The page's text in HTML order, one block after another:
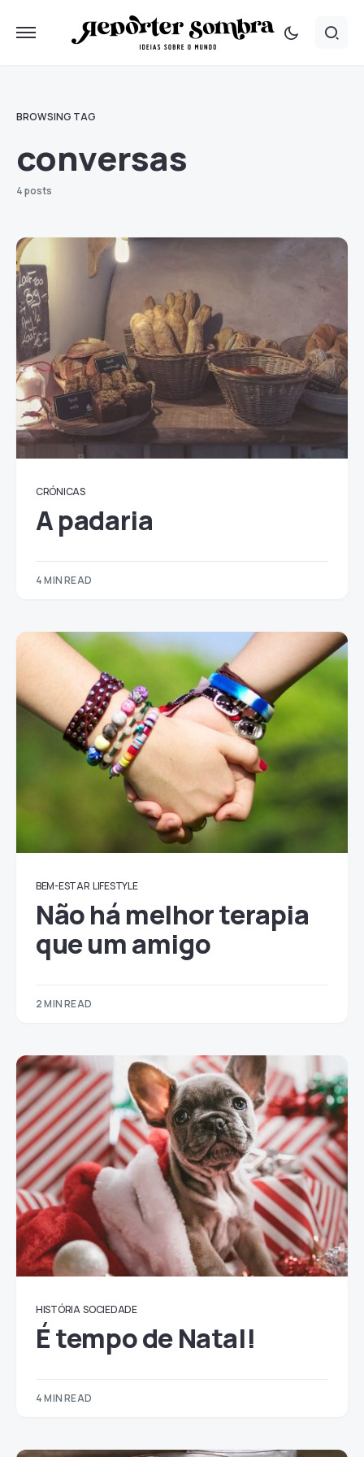
BROWSING TAG
conversas
4 posts
CRÓNICAS
A padaria
4 MIN READ
BEM-ESTAR LIFESTYLE
Não há melhor terapia
que um amigo
2 MIN READ
HISTÓRIA SOCIEDADE
É tempo de Natal!
4 MIN READ